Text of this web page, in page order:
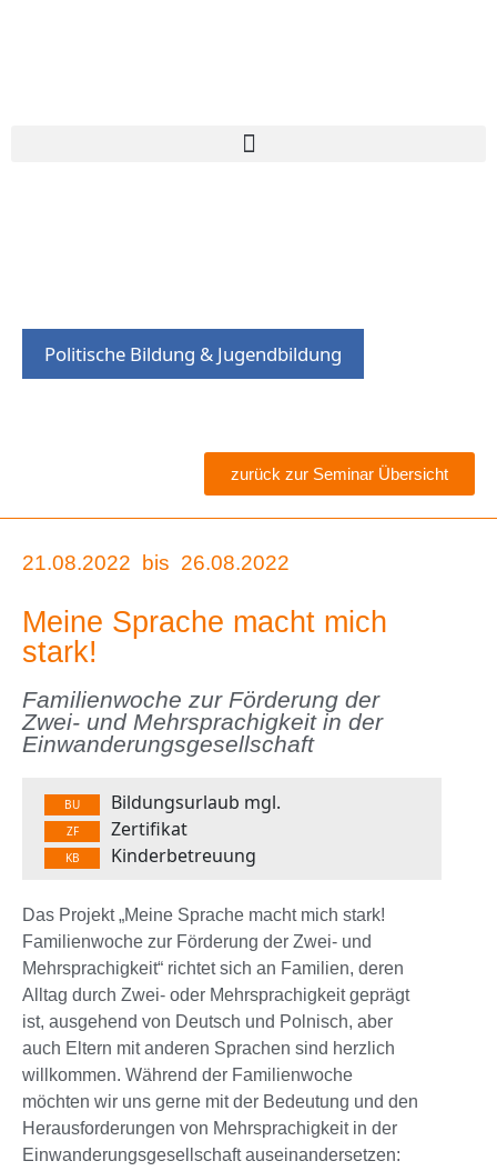
Politische Bildung & Jugendbildung
zurück zur Seminar Übersicht
21.08.2022 bis 26.08.2022
Meine Sprache macht mich
stark!
Familienwoche zur Förderung der
Zwei- und Mehrsprachigkeit in der
Einwanderungsgesellschaft
BU Bildungsurlaub mgl.
ZF Zertifikat
KB Kinderbetreuung
Das Projekt „Meine Sprache macht mich stark!
Familienwoche zur Förderung der Zwei- und
Mehrsprachigkeit“ richtet sich an Familien, deren
Alltag durch Zwei- oder Mehrsprachigkeit geprägt
ist, ausgehend von Deutsch und Polnisch, aber
auch Eltern mit anderen Sprachen sind herzlich
willkommen. Während der Familienwoche
möchten wir uns gerne mit der Bedeutung und den
Herausforderungen von Mehrsprachigkeit in der
Einwanderungsgesellschaft auseinandersetzen: